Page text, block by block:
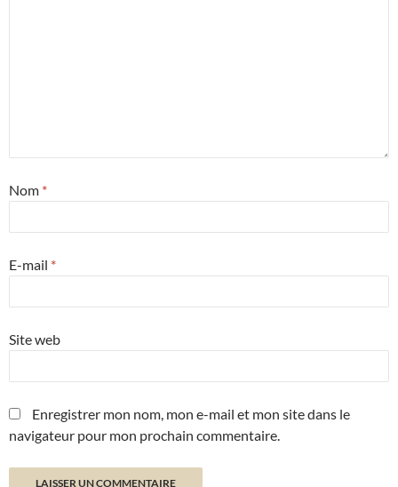
Nom *
E-mail *
Site web
Enregistrer mon nom, mon e-mail et mon site dans le
navigateur pour mon prochain commentaire.